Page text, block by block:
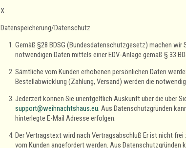
X.
Datenspeicherung/Datenschutz
Gemäß §28 BDSG (Bundesdatenschutzgesetz) machen
notwendigen Daten mittels einer EDV-Anlage gemäß § 33
Sämtliche vom Kunden erhobenen persönlichen Daten
Bestellabwicklung (Zahlung, Versand) werden die
Jederzeit können Sie unentgeltlich Auskunft über die über
support@weihnachtshaus.eu. Aus Datenschutzgründen
hinterlegte E-Mail Adresse erfolgen.
Der Vertragstext wird nach Vertragsabschluß Er ist nicht
vom Kunden angefordert werden. Aus Datenschutzgründen